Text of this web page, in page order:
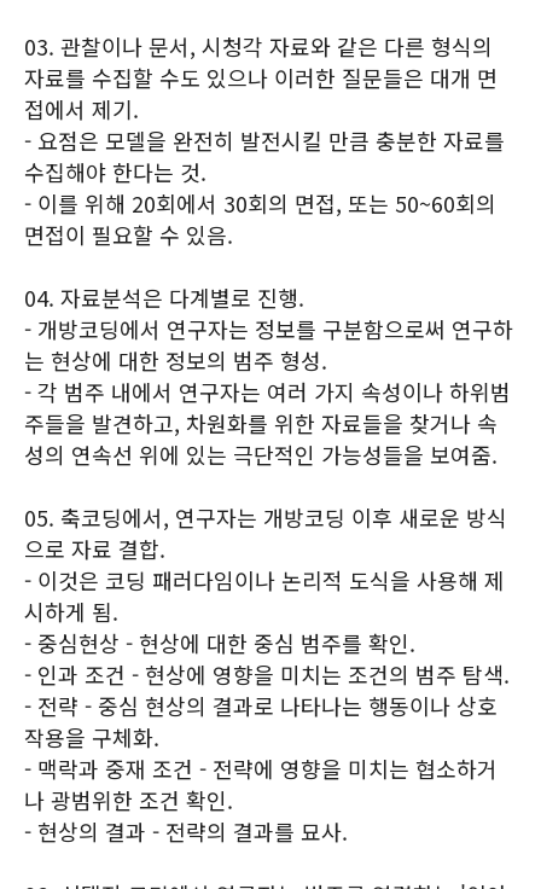
03. 관찰이나 문서, 시청각 자료와 같은 다른 형식의
자료를 수집할 수도 있으나 이러한 질문들은 대개 면
접에서 제기.
- 요점은 모델을 완전히 발전시킬 만큼 충분한 자료를
수집해야 한다는 것.
- 이를 위해 20회에서 30회의 면접, 또는 50~60회의
면접이 필요할 수 있음.
04. 자료분석은 다계별로 진행.
- 개방코딩에서 연구자는 정보를 구분함으로써 연구하
는 현상에 대한 정보의 범주 형성.
- 각 범주 내에서 연구자는 여러 가지 속성이나 하위범
주들을 발견하고, 차원화를 위한 자료들을 찾거나 속
성의 연속선 위에 있는 극단적인 가능성들을 보여줌.
05. 축코딩에서, 연구자는 개방코딩 이후 새로운 방식
으로 자료 결합.
- 이것은 코딩 패러다임이나 논리적 도식을 사용해 제
시하게 됨.
- 중심현상 - 현상에 대한 중심 범주를 확인.
- 인과 조건 - 현상에 영향을 미치는 조건의 범주 탐색.
- 전략 - 중심 현상의 결과로 나타나는 행동이나 상호
작용을 구체화.
- 맥락과 중재 조건 - 전략에 영향을 미치는 협소하거
나 광범위한 조건 확인.
- 현상의 결과 - 전략의 결과를 묘사.